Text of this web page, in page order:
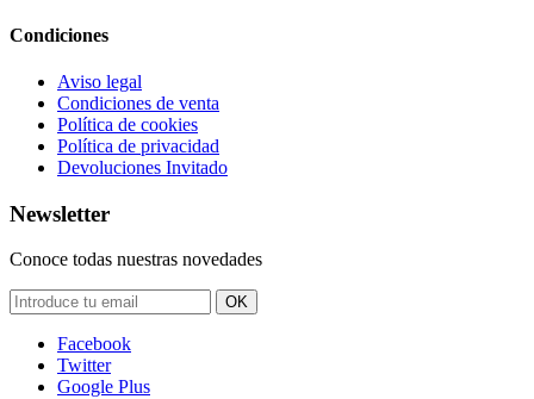
Condiciones
Aviso legal
Condiciones de venta
Política de cookies
Política de privacidad
Devoluciones Invitado
Newsletter
Conoce todas nuestras novedades
OK
Facebook
Twitter
Google Plus